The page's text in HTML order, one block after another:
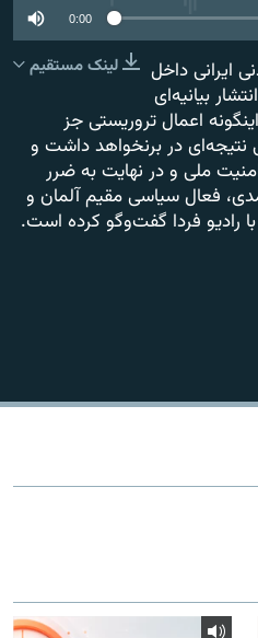
0:00
لینک مستقیم
ایرانی داخل
بیانیه‌ای
اعمال تروریستی جز
در برنخواهد داشت و
ملی و در نهایت به ضرر
فعال سیاسی مقیم آلمان و
با رادیو فردا گفت‌وگو کرده است.